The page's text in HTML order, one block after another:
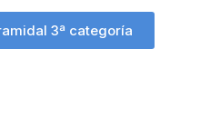
3ª categoría